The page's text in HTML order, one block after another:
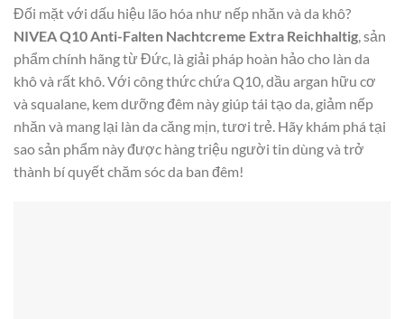
Đối mặt với dấu hiệu lão hóa như nếp nhăn và da khô?
NIVEA Q10 Anti-Falten Nachtcreme Extra Reichhaltig, sản
phẩm chính hãng từ Đức, là giải pháp hoàn hảo cho làn da
khô và rất khô. Với công thức chứa Q10, dầu argan hữu cơ
và squalane, kem dưỡng đêm này giúp tái tạo da, giảm nếp
nhăn và mang lại làn da căng mịn, tươi trẻ. Hãy khám phá tại
sao sản phẩm này được hàng triệu người tin dùng và trở
thành bí quyết chăm sóc da ban đêm!